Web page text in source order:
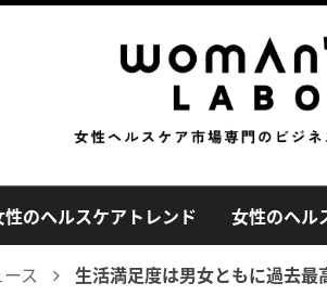
性のヘルスケアトレンド 女性のヘル
ス 生活満足度は男女ともに過去